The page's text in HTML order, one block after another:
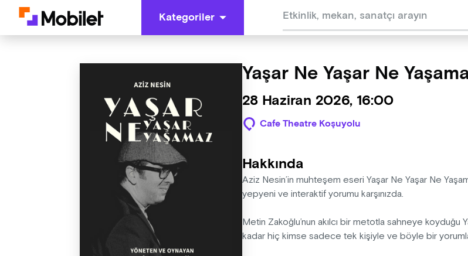
Kategoriler
Yaşar Ne Yaşar Ne
28 Haziran 2026, 16:00
Cafe Theatre Koşuyolu
Hakkında
Aziz Nesin’in muhteşem eseri Yaşar Ne Yaşar Ne
yepyeni ve interaktif yorumu karşınızda.
Metin Zakoğlu’nun akılcı bir metotla sahneye koyduğu
kadar hiç kimse sadece tek kişiyle ve böyle bir